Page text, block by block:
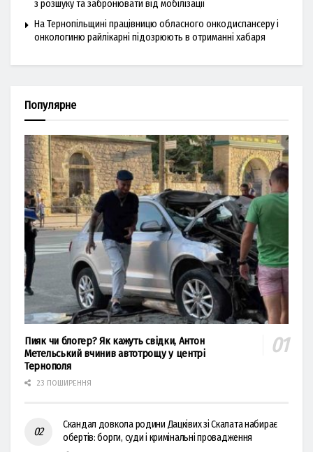
з розшуку та забронювати від мобілізації
На Тернопільщині працівницю обласного онкодиспансеру і
онкологиню райлікарні підозрюють в отриманні хабаря
Популярне
Пияк чи блогер? Як кажуть свідки, Антон
Метельський вчинив автотрощу у центрі
Тернополя
23 ПОШИРЕННЯ
Скандал довкола родини Дацківих зі Скалата набирає
обертів: борги, суди і кримінальні провадження